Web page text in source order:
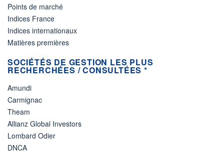
Points de marché
Indices France
Indices internationaux
Matières premières
SOCIÉTÉS DE GESTION LES PLUS
RECHERCHÉES / CONSULTÉES *
Amundi
Carmignac
Theam
Allianz Global Investors
Lombard Odier
DNCA